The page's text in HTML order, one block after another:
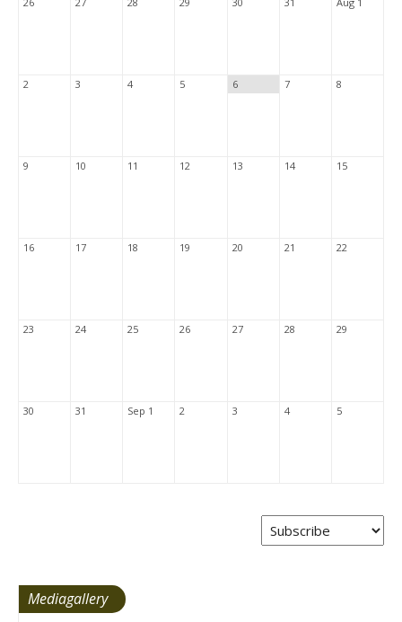
2 3 4 5 6 7 8
9 10 11 12 13 14 15
16 17 18 19 20 21 22
23 24 25 26 27 28 29
30 31 Sep 1 2 3 4 5
Mediagallery